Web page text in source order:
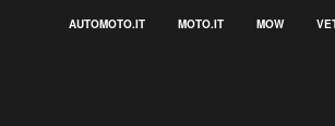
AUTOMOTO.IT MOTO.IT MOW